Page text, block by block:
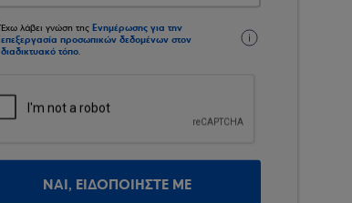
Έχω λάβει γνώση της Ενημέρωσης για την
επεξεργασία προσωπικών δεδομένων στον
διαδικτυακό τόπο.
ΝΑΙ, ΕΙΔΟΠΟΙΗΣΤΕ ΜΕ